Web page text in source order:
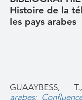
Histoire de la
les pays arabes
GUAAYBESS,
arabes: